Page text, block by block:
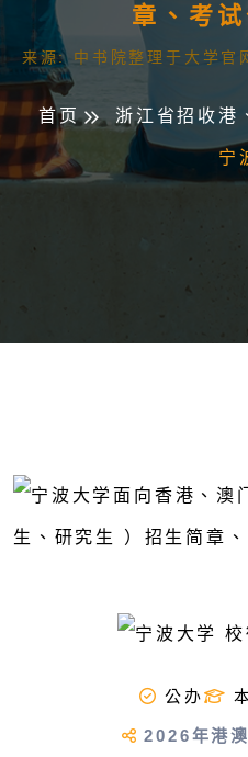
章、考
来源: 中书院整理于大学
首页 浙江省招收港
宁
公办
2026年港